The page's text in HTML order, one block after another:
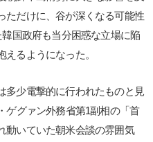
ただけに、谷が深くなる可能性
韓国政府も当分困惑な立場に陥
るようになった。
少電撃的に行われたものと見
ゲグァン外務省第1副相の「首
動いていた朝米会談の雰囲気